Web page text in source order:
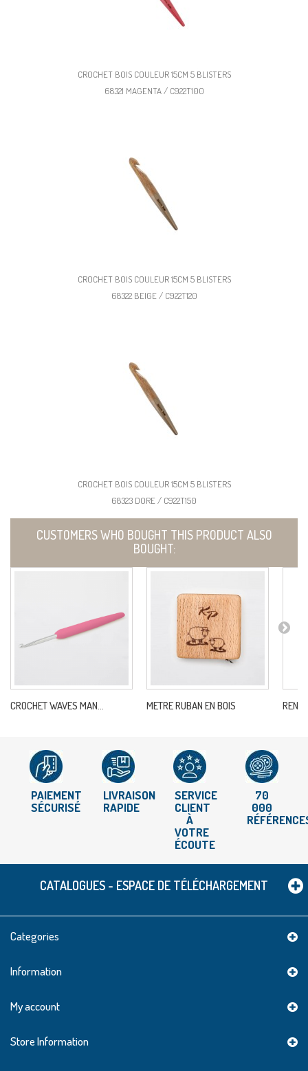
CROCHET BOIS COULEUR 15CM 5 BLISTERS
68321 MAGENTA / C922T100
CROCHET BOIS COULEUR 15CM 5 BLISTERS
68322 BEIGE / C922T120
CROCHET BOIS COULEUR 15CM 5 BLISTERS
68323 DORE / C922T150
CUSTOMERS WHO BOUGHT THIS PRODUCT ALSO
BOUGHT:
CROCHET WAVES MAN... METRE RUBAN EN BOIS
PAIEMENT
SÉCURISÉ
LIVRAISON
RAPIDE
SERVICE
CLIENT
À
VOTRE
ÉCOUTE
70
000
CATALOGUES - ESPACE DE TÉLÉCHARGEMENT
Categories
Information
My account
Store Information